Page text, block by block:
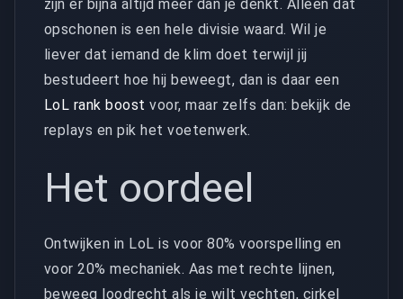
zijn er bijna altijd meer dan je denkt. Alleen dat
opschonen is een hele divisie waard. Wil je
liever dat iemand de klim doet terwijl jij
bestudeert hoe hij beweegt, dan is daar een
LoL rank boost voor, maar zelfs dan: bekijk de
replays en pik het voetenwerk.
Het oordeel
Ontwijken in LoL is voor 80% voorspelling en
voor 20% mechaniek. Aas met rechte lijnen,
beweeg loodrecht als je wilt vechten, cirkel